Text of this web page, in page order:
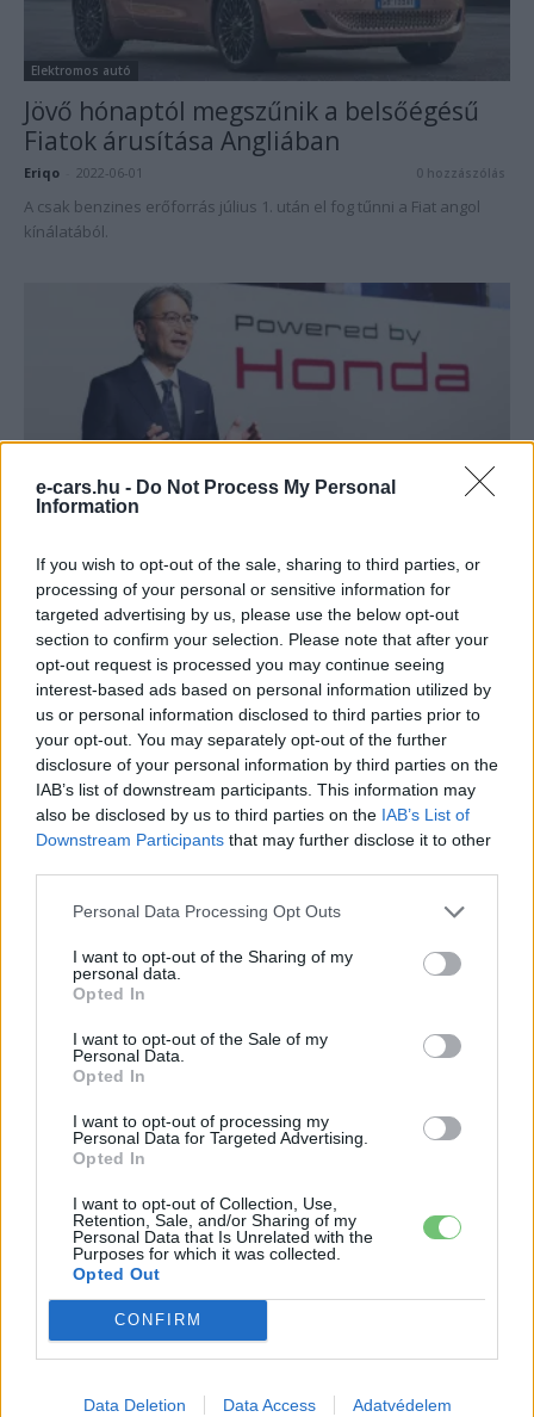
e-cars.hu - Do Not Process My Personal
Information
If you wish to opt-out of the sale, sharing to third parties, or
processing of your personal or sensitive information for
targeted advertising by us, please use the below opt-out
section to confirm your selection. Please note that after your
opt-out request is processed you may continue seeing
interest-based ads based on personal information utilized by
us or personal information disclosed to third parties prior to
your opt-out. You may separately opt-out of the further
disclosure of your personal information by third parties on the
IAB’s list of downstream participants. This information may
also be disclosed by us to third parties on the IAB’s List of
Downstream Participants that may further disclose it to other
Personal Data Processing Opt Outs
I want to opt-out of the Sharing of my
personal data.
Opted In
I want to opt-out of the Sale of my
Personal Data.
Opted In
I want to opt-out of processing my
Personal Data for Targeted Advertising.
Opted In
I want to opt-out of Collection, Use,
Retention, Sale, and/or Sharing of my
Personal Data that Is Unrelated with the
Purposes for which it was collected.
Opted Out
CONFIRM
Data Deletion Data Access Adatvédelem
Elektromos autó
Jövő hónaptól megszűnik a belsőégésű
Fiatok árusítása Angliában
Eriqo 2022-06-01 0 hozzászólás
A csak benzines erőforrás július 1. után el fog tűnni a Fiat angol
kínálatából.
Elektromos autó
Dollármilliárdokat költ elektromos
autókra a Honda
Eriqo - 2022-04-13 0 hozzászólás
Milliárdokat költ el a Honda a nagy terv megvalósítására.
Legolvasottabb cikkek
Kína szigorú határt szabott: legfeljebb 5%
lehet a hiba az elektromos...
2026-08-05
indulhat harcba a...
megrohanták az MG...
2026-08-04
A Leapmotor átlépte a 100 ezres
álomhatárt, és lekörözte a Changant
A Volkswagen bedobta azt a lapot Kínában,
amivel a helyi EV-gyártókat...
2026-08-04